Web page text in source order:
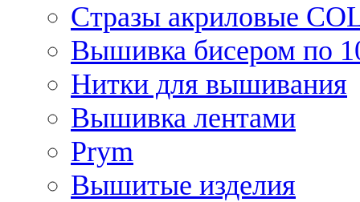
Стразы акриловые
Вышивка бисером по
Нитки для вышивания
Вышивка лентами
Prym
Вышитые изделия